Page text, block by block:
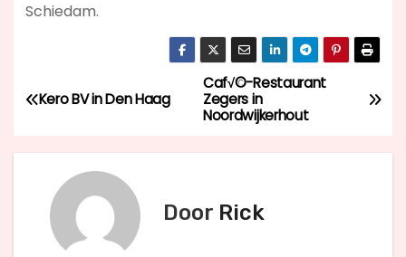
Schiedam.
B
Caf√©-Restaurant
Zegers in
Noordwijkerhout
Kero BV in Den Haag
Door Rick